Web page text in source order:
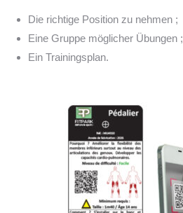
Die richtige Position zu nehmen ;
Eine Gruppe möglicher Übungen ;
Ein Trainingsplan.